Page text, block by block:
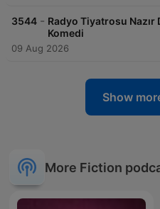
3544 - Radyo Tiyatrosu Nazır
Komedi
09 Aug 2026
Show
More Fiction